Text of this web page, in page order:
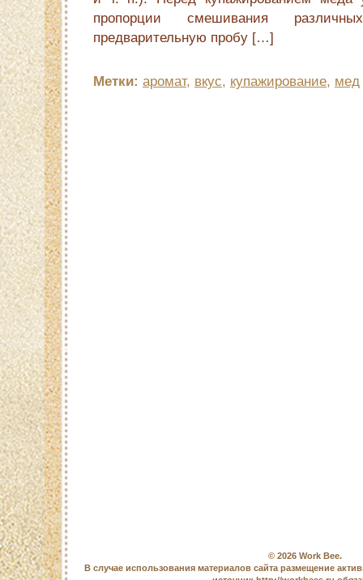
пропорции смешивания
предварительную пробу […]
Метки: аромат, вкус, купажирование, мед
© 2026 Work Bee.
В случае использования материалов сайта размещение